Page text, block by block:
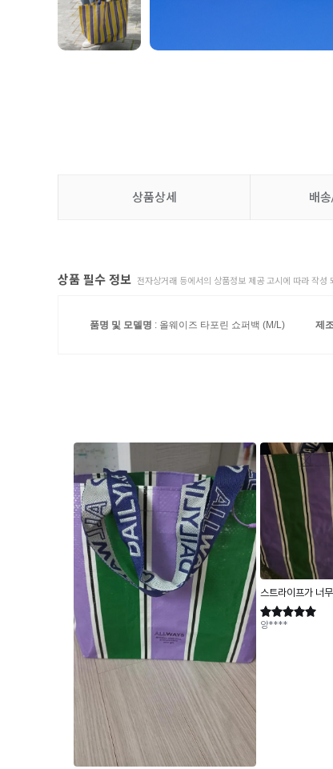
상품상세 배
상품 필수 정보 전자상거래 등에서의 상품정보 제공 고시에 따라 작성
품명 및 모델명 : 올웨이즈 타포린 쇼퍼백 (M/L) 제